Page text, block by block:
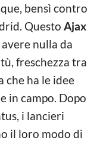
bensì contro
Questo Ajax
nulla da
freschezza tra
che ha le idee
in campo. Dopo
i lancieri
il loro modo di